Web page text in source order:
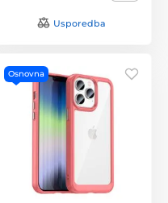
Usporedba
Osnovna